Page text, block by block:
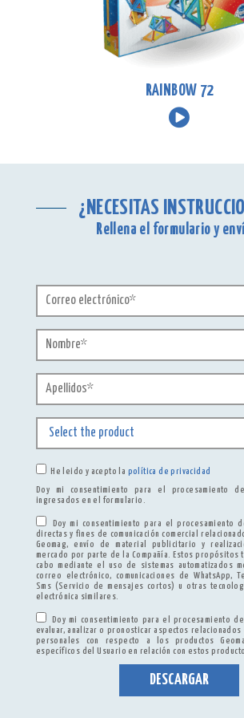
RAINBOW 72
¿NECESITAS
Rellena el formulario y
He leido y acepto la política de privacidad
Doy mi consentimiento para el procesamiento
ingresados ​​en el formulario.
Doy mi consentimiento para el procesamiento
directas y fines de comunicación comercial
Geomag, envío de material publicitario y
mercado por parte de la Compañía. Estos propósitos
cabo mediante el uso de sistemas automatizados
correo electrónico, comunicaciones de WhatsApp,
Sms (Servicio de mensajes cortos) u otras
electrónica similares.
Doy mi consentimiento para el procesamiento
evaluar, analizar o pronosticar aspectos
personales con respecto a los productos
específicos del Usuario en relación con estos